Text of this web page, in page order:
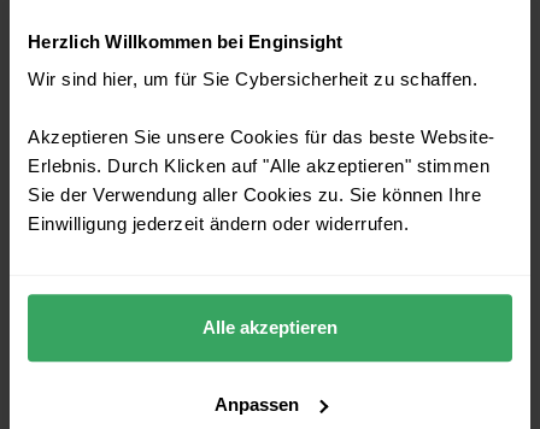
Herzlich Willkommen bei Enginsight
Wir sind hier, um für Sie Cybersicherheit zu schaffen.
Akzeptieren Sie unsere Cookies für das beste Website-
Erlebnis. Durch Klicken auf "Alle akzeptieren" stimmen
Sie der Verwendung aller Cookies zu. Sie können Ihre
Einwilligung jederzeit ändern oder widerrufen.
Alle akzeptieren
Anpassen
SCHWACHSTELLEN-MANAGEMENT
Was sind die kritischsten Einfallstore Ihrer IT-
Umgebung? Mit Enginsight gelingt die Übersicht
Identifikation konkreter Schwachstellen in Ihrer
IT
Risikobewertung nach Schweregrad